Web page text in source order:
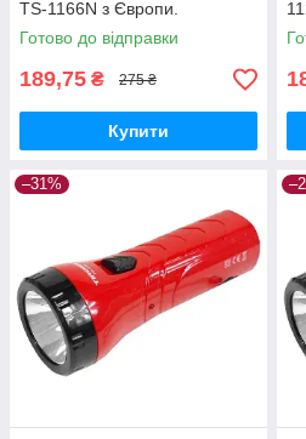
TS-1166N з Європи.
Готово до відправки
189,75 ₴ 275 ₴
Купити
–31%